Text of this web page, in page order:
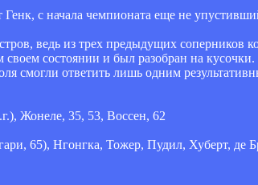
с начала чемпионата еще не
ведь из трех предыдущих
состоянии и был разобран на
смогли ответить лишь одним
Жонеле, 35, 53, Воссен, 62
65), Нгонгка, Тожер, Пудил, Хуберт, де